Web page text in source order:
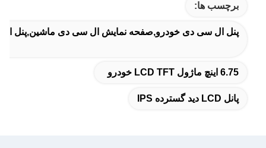
برچسب ها:
پنل ال سی دی خودرو,صفحه نمایش ال سی دی ماشین,پنل
6.75 اینچ ماژول LCD TFT خودرو
پانل LCD دید گسترده IPS